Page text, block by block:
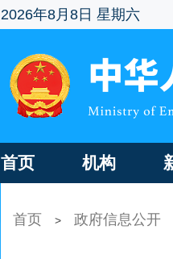
2026年8月8日 星期六
首页 机构
首页 > 政府信息公开